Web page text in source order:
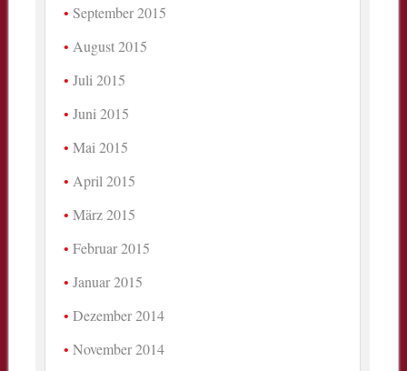
September 2015
August 2015
Juli 2015
Juni 2015
Mai 2015
April 2015
März 2015
Februar 2015
Januar 2015
Dezember 2014
November 2014